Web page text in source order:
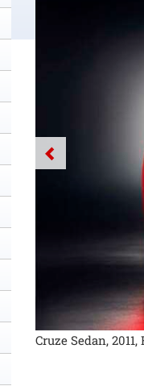
Cruze Sedan,